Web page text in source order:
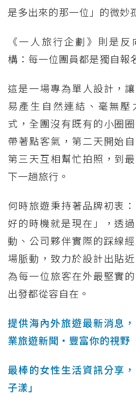
是多出來的那一位」的微妙
《一人旅行企劃》則是
構：每一位團員都是獨自報
這是一場專為單人設計，
易產生自然連結、毫無壓
式，全團沒有既有的小圈
帶著點客氣，第二天開始
第三天互相幫忙拍照，到
下一趟旅行。
何時旅遊秉持著品牌初衷
好的時機就是現在」，透
動、公司夥伴實際的踩線
場脈動，致力於設計出貼
為每一位旅客在外最堅實
出發都從容自在。
提供海內外旅遊最新消息
業旅遊新聞‧豐富你的視野
最棒的女性生活資訊分享
子漾」